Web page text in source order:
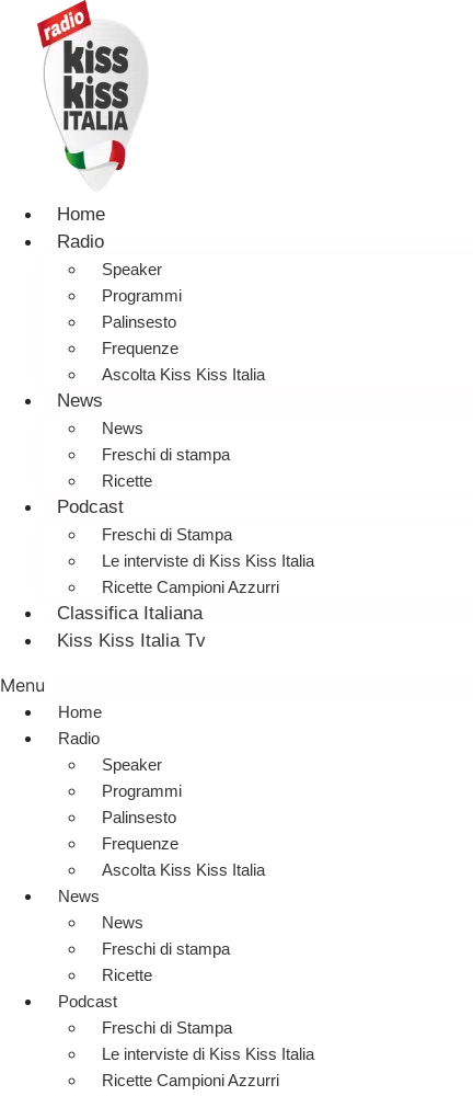
Home
Radio
Speaker
Programmi
Palinsesto
Frequenze
Ascolta Kiss Kiss Italia
News
News
Freschi di stampa
Ricette
Podcast
Freschi di Stampa
Le interviste di Kiss Kiss Italia
Ricette Campioni Azzurri
Classifica Italiana
Kiss Kiss Italia Tv
Menu
Home
Radio
Speaker
Programmi
Palinsesto
Frequenze
Ascolta Kiss Kiss Italia
News
News
Freschi di stampa
Ricette
Podcast
Freschi di Stampa
Le interviste di Kiss Kiss Italia
Ricette Campioni Azzurri